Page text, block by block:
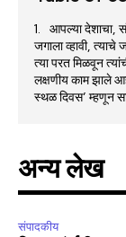
आपल्या देशाचा,
जगाला व्हावी, त्याचे
त्या परत मिळवून
लक्षणीय काम झाले
स्थळ दिवस’ म्हणून
अन्य लेख
संपादकीय